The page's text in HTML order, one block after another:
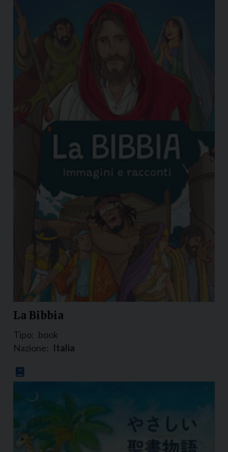
La Bibbia
Tipo: book
Nazione: Italia